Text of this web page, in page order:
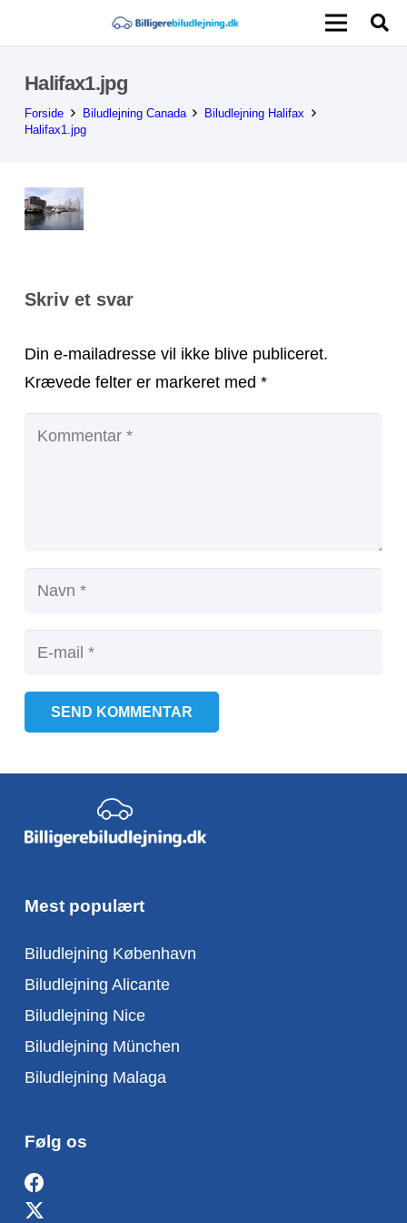
Halifax1.jpg
Forside Biludlejning Canada
Biludlejning Halifax
Halifax1.jpg
Skriv et svar
Din e-mailadresse vil ikke blive publiceret.
Krævede felter er markeret med *
SEND KOMMENTAR
Mest populært
Biludlejning København
Biludlejning Alicante
Biludlejning Nice
Biludlejning München
Biludlejning Malaga
Følg os